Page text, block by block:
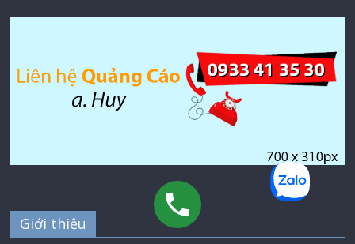
Giới thiệu